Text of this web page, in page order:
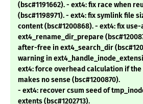
(bsc#1191662). - ext4: fix race when
(bsc#1198971). - ext4: fix symlink file
content (bsc#1200868). - ext4: fix
ext4_rename_dir_prepare
after-free in ext4_search_dir
warning in
ext4: force overhead calculation if
makes no sense (bsc#1200870).
- ext4: recover csum seed of
extents (bsc#1202713).